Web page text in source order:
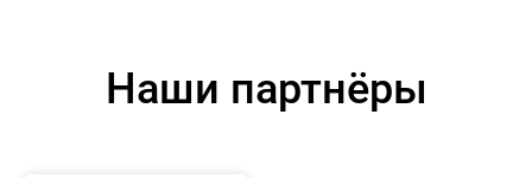
Наши партнёры